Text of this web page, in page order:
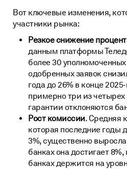
Вот ключевые изменения,
участники рынка:
Резкое снижение
данным платформы
более 30
одобренных заявок
года до 26% в конце
примерно три из четырех
гарантии отклоняются
Рост комиссии. Средняя
которая последние годы
3%, существенно
банках она достигает
банках держится на